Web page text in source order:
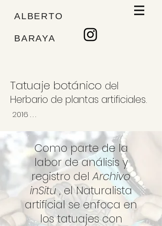
ALBERTO
BARAYA
Tatuaje botánico del
Herbario de plantas artificiales.
2016 . . .
Como parte de la
labor de análisis y
registro delArchivo
inSitu , el Naturalista
artificial se enfoca en
los tatuajes con